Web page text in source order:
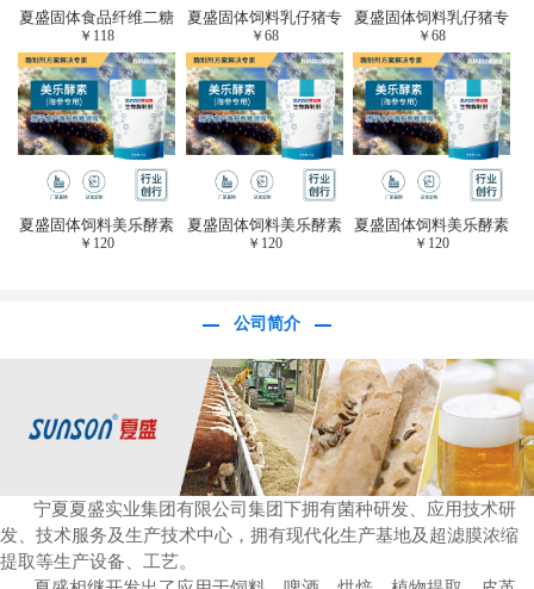
夏盛固体食品纤维二糖
酶(植物提取专用酶/用
于虎杖白藜芦醇提
取)FFG-0656
￥ 118
夏盛固体饲料乳仔猪专
用复合酶SFG-0932
￥ 68
夏盛固体饲料乳仔猪专
用复合酶SFG-0932
￥68
夏盛固体饲料美乐酵素
(水产海参海胆专
￥ 120
夏盛固体饲料美乐酵素
(水产海参海胆专
￥ 120
夏盛固体饲料美乐酵素
(水产海参海胆专
￥ 120
公司简介
宁夏夏盛实业集团有限公司集团下拥有菌种研发、应用技术研
发、技术服务及生产技术中心，拥有现代化生产基地及超滤膜浓缩
提取等生产设备、工艺。